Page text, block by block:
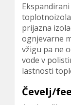
prijazna
ognjevarne
vžigu pa ne
vode v
lastnosti
Čevelj/